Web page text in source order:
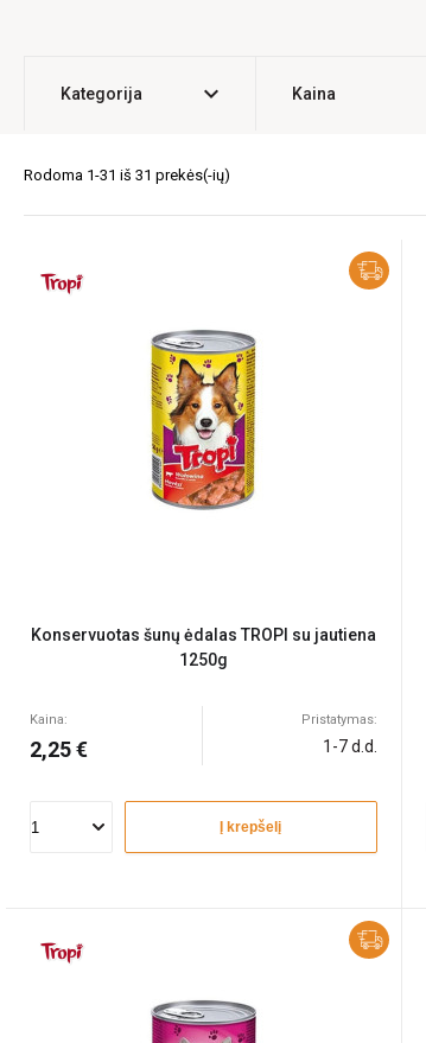
Kategorija expand_more Kaina
Rodoma 1-31 iš 31 prekės(-ių)
Konservuotas šunų ėdalas TROPI su jautiena
1250g
Kaina:
2,25 €
Pristatymas:
1-7 d.d.
Į krepšelį